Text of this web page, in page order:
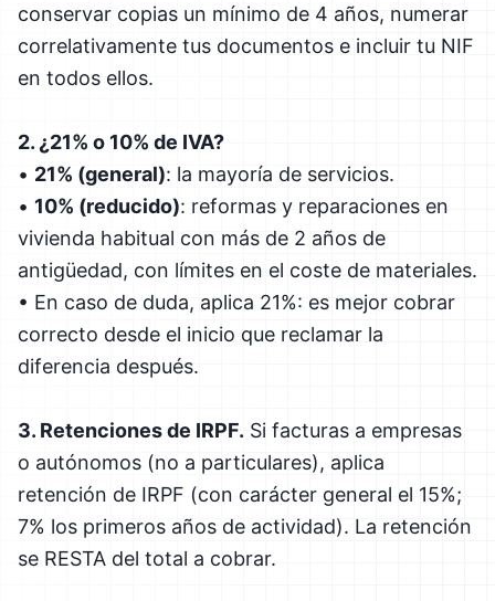
conservar copias un mínimo de 4 años, numerar
correlativamente tus documentos e incluir tu NIF
en todos ellos.
2. ¿21% o 10% de IVA?
• 21% (general): la mayoría de servicios.
• 10% (reducido): reformas y reparaciones en
vivienda habitual con más de 2 años de
antigüedad, con límites en el coste de materiales.
• En caso de duda, aplica 21%: es mejor cobrar
correcto desde el inicio que reclamar la
diferencia después.
3. Retenciones de IRPF. Si facturas a empresas
o autónomos (no a particulares), aplica
retención de IRPF (con carácter general el 15%;
7% los primeros años de actividad). La retención
se RESTA del total a cobrar.